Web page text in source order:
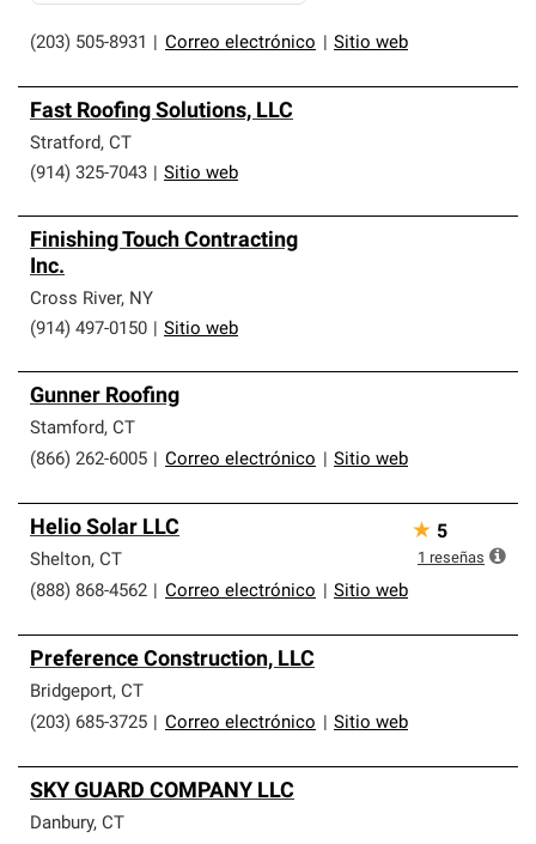
(203) 505-8931 Correo electrónico Sitio web
Fast Roofing Solutions, LLC
Stratford, CT
(914) 325-7043
Sitio web
Finishing Touch Contracting
Inc.
Cross River, NY
(914) 497-0150
Sitio web
Gunner Roofing
Stamford, CT
(866) 262-6005
Correo electrónico Sitio web
Helio Solar LLC
Shelton, CT
(888) 868-4562
Correo electrónico Sitio web
★ 5
1 reseñas
Preference Construction, LLC
Bridgeport, CT
(203) 685-3725
Correo electrónico Sitio web
SKY GUARD COMPANY LLC
Danbury, CT